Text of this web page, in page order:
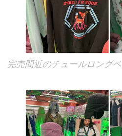
完売間近のチュールロング